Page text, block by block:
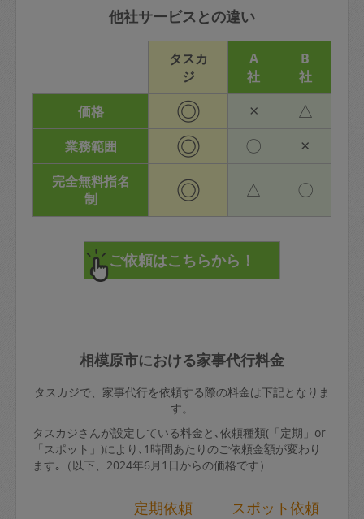
他社サービスとの違い
タスカ
ジ
A
社
B
社
価格
◎ × △
業務範囲 ◎ 〇 ×
完全無料指名
制
◎ △ 〇
相模原市における家事代行料金
タスカジで、家事代行を依頼する際の料金は下記となりま
す。
タスカジさんが設定している料金と､依頼種類(「定期」or
「スポット」)により､1時間あたりのご依頼金額が変わり
ます｡（以下、2024年6月1日からの価格です）
定期依頼 スポット依頼